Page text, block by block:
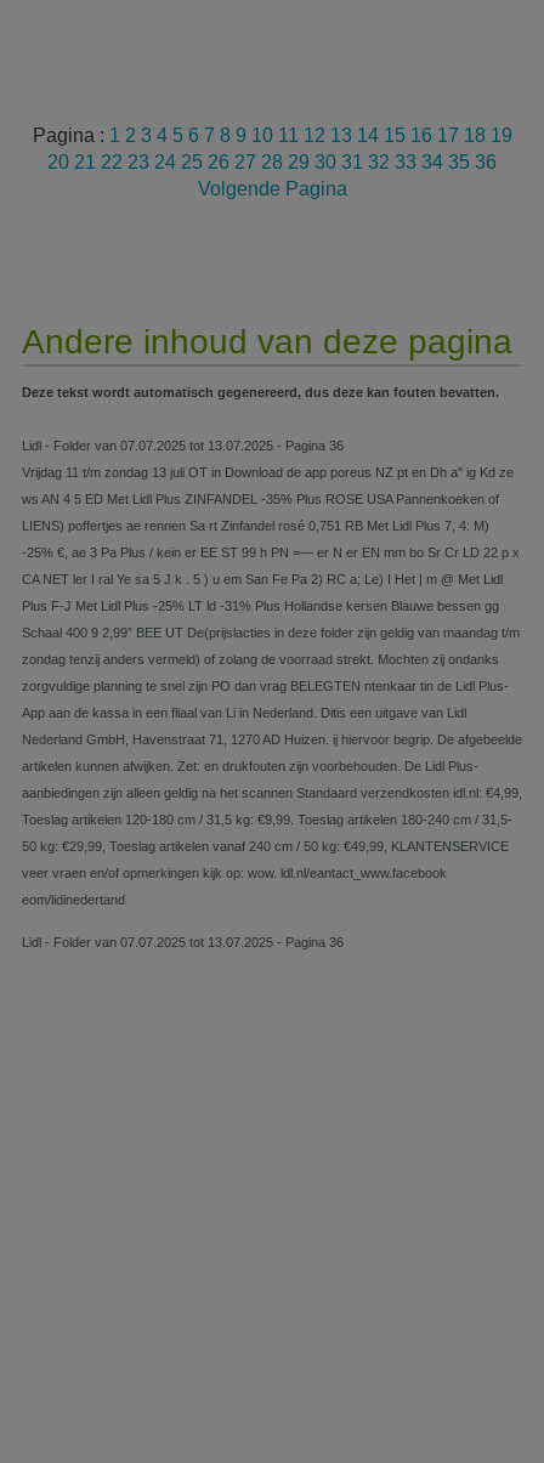
Pagina : 1 2 3 4 5 6 7 8 9 10 11 12 13 14 15 16 17 18 19
20 21 22 23 24 25 26 27 28 29 30 31 32 33 34 35 36
Volgende Pagina
Andere inhoud van deze pagina
Deze tekst wordt automatisch gegenereerd, dus deze kan fouten bevatten.
Lidl - Folder van 07.07.2025 tot 13.07.2025 - Pagina 36
Vrijdag 11 t/m zondag 13 juli OT in Download de app poreus NZ pt en Dh a" ig Kd ze
ws AN 4 5 ED Met Lidl Plus ZINFANDEL -35% Plus ROSE USA Pannenkoeken of
LIENS) poffertjes ae rennen Sa rt Zinfandel rosé 0,751 RB Met Lidl Plus 7, 4: M)
-25% €, ae 3 Pa Plus / kein er EE ST 99 h PN =— er N er EN mm bo Sr Cr LD 22 p x
CA NET ler I ral Ye sa 5 J k . 5 ) u em San Fe Pa 2) RC a; Le) I Het | m @ Met Lidl
Plus F-J Met Lidl Plus -25% LT ld -31% Plus Hollandse kersen Blauwe bessen gg
Schaal 400 9 2,99” BEE UT De(prijslacties in deze folder zijn geldig van maandag t/m
zondag tenzij anders vermeld) of zolang de voorraad strekt. Mochten zij ondanks
zorgvuldige planning te snel zijn PO dan vrag BELEGTEN ntenkaar tin de Lidl Plus-
App aan de kassa in een fliaal van Li in Nederland. Ditis een uitgave van Lidl
Nederland GmbH, Havenstraat 71, 1270 AD Huizen. ij hiervoor begrip. De afgebeelde
artikelen kunnen afwijken. Zet: en drukfouten zijn voorbehouden. De Lidl Plus-
aanbiedingen zijn alleen geldig na het scannen Standaard verzendkosten idl.nl: €4,99,
Toeslag artikelen 120-180 cm / 31,5 kg: €9,99. Toeslag artikelen 180-240 cm / 31,5-
50 kg: €29,99, Toeslag artikelen vanaf 240 cm / 50 kg: €49,99, KLANTENSERVICE
veer vraen en/of opmerkingen kijk op: wow. ldl.nl/eantact_www.facebook
eom/lidinedertand
Lidl - Folder van 07.07.2025 tot 13.07.2025 - Pagina 36